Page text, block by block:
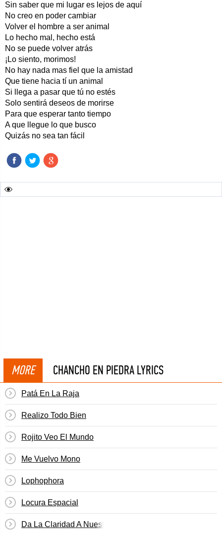
Sin saber que mi lugar es lejos de aquí
No creo en poder cambiar
Volver el hombre a ser animal
Lo hecho mal, hecho está
No se puede volver atrás
¡Lo siento, morimos!
No hay nada mas fiel que la amistad
Que tiene hacia tí un animal
Si llega a pasar que tú no estés
Solo sentirá deseos de morirse
Para que esperar tanto tiempo
A que llegue lo que busco
Quizás no sea tan fácil
MORE CHANCHO EN PIEDRA LYRICS
Patá En La Raja
Realizo Todo Bien
Rojito Veo El Mundo
Me Vuelvo Mono
Lophophora
Locura Espacial
Da La Claridad A Nuestro Sol